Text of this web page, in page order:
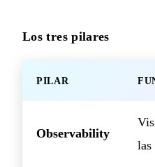
Los tres pilares
PILAR
Observability
las